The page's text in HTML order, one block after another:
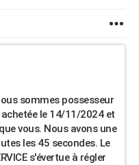
sommes possesseur
le 14/11/2024 et
vous. Nous avons une
les 45 secondes. Le
s'évertue à régler